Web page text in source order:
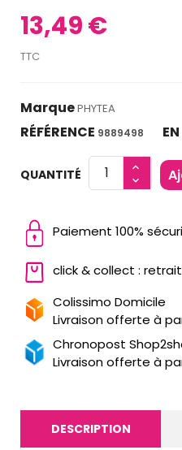
13,49 €
TTC
MarquePHYTEA
RÉFÉRENCE 9889498
QUANTITÉ
Paiement 100%
click & collect :
Colissimo Domicile
Livraison offerte à
Chronopost
Livraison offerte à
DESCRIPTION